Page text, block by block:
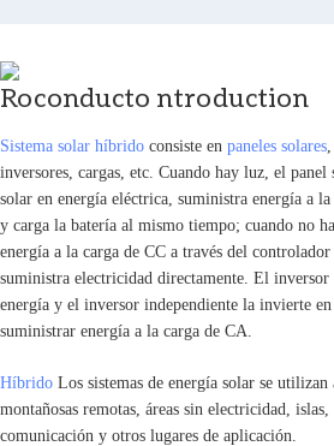
Roconducto ntroduction
Sistema solar híbrido consiste en paneles solares
inversores, cargas, etc. Cuando hay luz, el
solar en energía eléctrica, suministra energía a
y carga la batería al mismo tiempo; cuando no
energía a la carga de CC a través del
suministra electricidad directamente. El inversor
energía y el inversor independiente la invierte
suministrar energía a la carga de CA.
Híbrido Los sistemas de energía solar se utilizan
montañosas remotas, áreas sin electricidad, islas,
comunicación y otros lugares de aplicación.